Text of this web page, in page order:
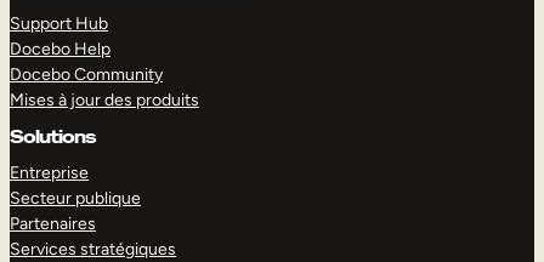
Support Hub
Docebo Help
Docebo Community
Mises à jour des produits
Solutions
Entreprise
Secteur publique
Partenaires
Services stratégiques